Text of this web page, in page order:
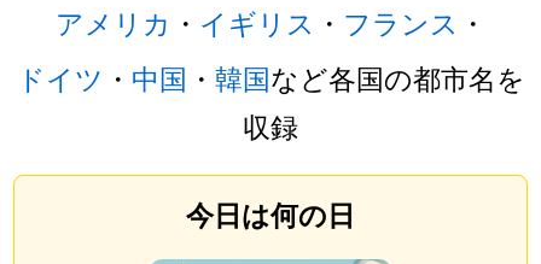
アメリカ ・ イギリス ・ フランス ・
ドイツ ・ 中国 ・ 韓国など各国の都市名を
収録
今日は何の日